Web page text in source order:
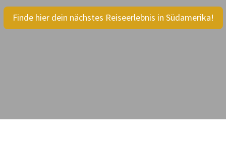
Finde hier dein nächstes Reiseerlebnis in Südamerika!